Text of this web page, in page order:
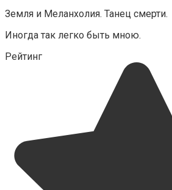
Земля и Меланхолия. Танец смерти.
Иногда так легко быть мною.
Рейтинг